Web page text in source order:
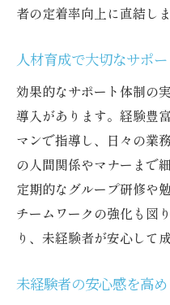
未経験者募集か
リフォーム職人
の関係
未経験者を即戦
理
人材育成で大切
リフォーム職人
学ぶ
即戦力へ導く育
者の定着率向上に直結しま
人材育成で大切なサポ
効果的なサポート体制の
導入があります。経験豊
マンで指導し、日々の業
の人間関係やマナーまで
定期的なグループ研修や
チームワークの強化も図
り、未経験者が安心して
未経験者の安心感を高